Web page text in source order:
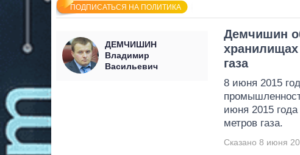
ПОДПИСАТЬСЯ НА ПОЛИТИКА
ДЕМЧИШИН
Владимир
Васильевич
Демчишин
хранилищах
газа
8 июня 2015
июня 2015
метров газа.
Сказано 8 июня